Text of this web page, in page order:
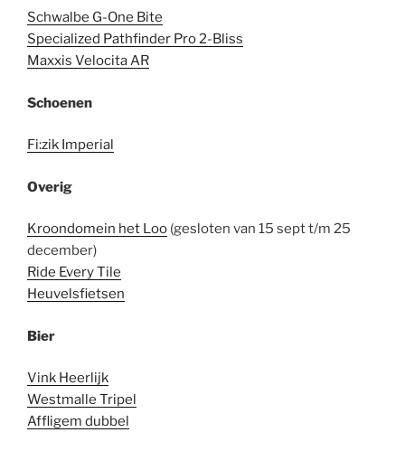
Schwalbe G-One Bite
Specialized Pathfinder Pro 2-Bliss
Maxxis Velocita AR
Schoenen
Fi:zik Imperial
Overig
Kroondomein het Loo (gesloten van 15 sept t/m 25
december)
Ride Every Tile
Heuvelsfietsen
Bier
Vink Heerlijk
Westmalle Tripel
Affligem dubbel